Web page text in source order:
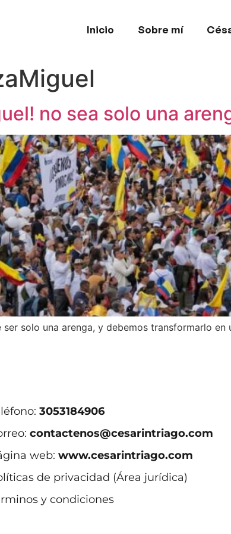
Inicio Sobre mí
no sea solo una
ser solo una arenga, y debemos transformarlo
3053184906
contactenos@cesarintriago.com
web: www.cesarintriago.com
de privacidad (Área jurídica)
y condiciones